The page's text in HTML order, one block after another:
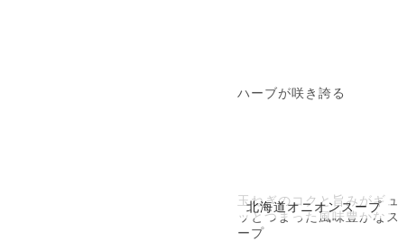
ハーブが咲き誇る
北海道オニオンスープ
玉ねぎのコクと旨みがギュ
ッとつまった風味豊かなス
ープ